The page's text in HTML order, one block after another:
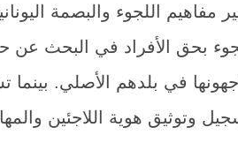
مفاهيم اللجوء والبصمة
بحق الأفراد في البحث عن
في بلدهم الأصلي. بينما
وتوثيق هوية اللاجئين